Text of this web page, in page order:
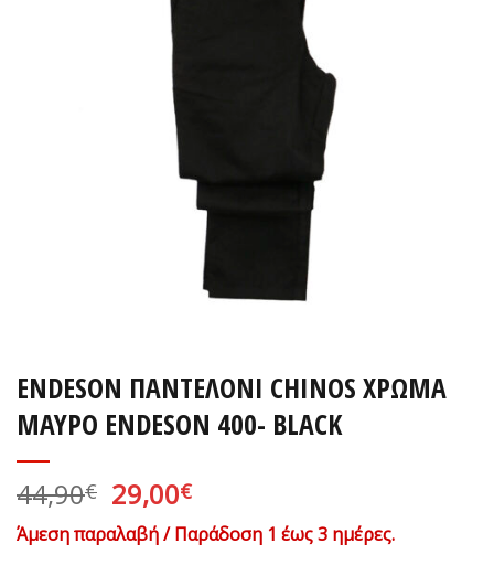
ENDESON ΠΑΝΤΕΛΟΝΙ CHINOS ΧΡΩΜΑ
ΜΑΥΡΟ ENDESON 400- BLACK
44,90€ Original
price
was:
29,00€Η
τρέχουσα
τιμή
Άμεση παραλαβή / Παράδοση 1 έως 3 ημέρες.